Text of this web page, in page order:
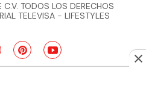
C.V. TODOS LOS DERECHOS
TELEVISA - LIFESTYLES
pinterestyoutube